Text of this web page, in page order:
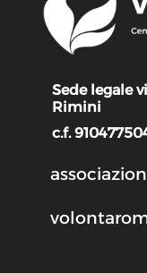
Sede legale
Rimini
c.f.